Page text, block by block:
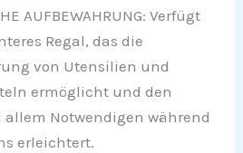
AUFBEWAHRUNG: Verfügt
Regal, das die
von Utensilien und
ermöglicht und den
allem Notwendigen während
erleichtert.